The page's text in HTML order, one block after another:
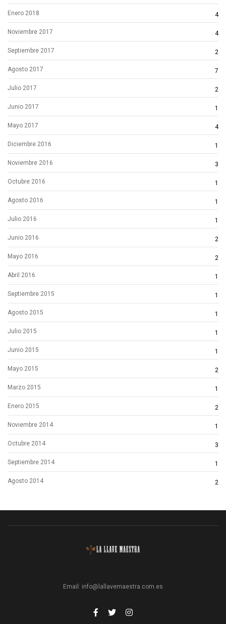
Enero 2018 4
Noviembre 2017 4
Septiembre 2017 2
Agosto 2017 7
Julio 2017 2
Junio 2017 1
Mayo 2017 4
Diciembre 2016 1
Noviembre 2016 3
Octubre 2016 1
Agosto 2016 1
Julio 2016 1
Junio 2016 2
Mayo 2016 2
Abril 2016 1
Septiembre 2015 1
Agosto 2015 1
Julio 2015 1
Junio 2015 1
Mayo 2015 2
Marzo 2015 1
Enero 2015 2
Noviembre 2014 1
Octubre 2014 3
Septiembre 2014 1
Agosto 2014 2
Email: info@lallavemaestra.com.es